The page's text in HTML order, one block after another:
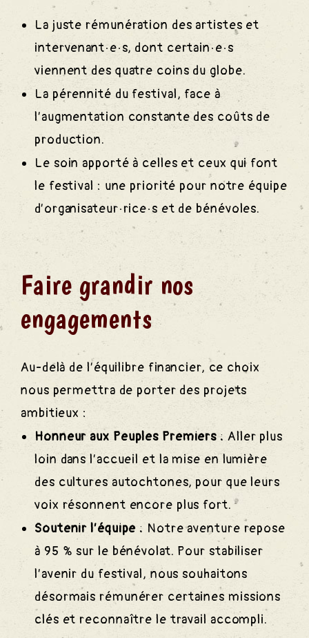
La juste rémunération des artistes et
intervenant·e·s, dont certain·e·s
viennent des quatre coins du globe.
La pérennité du festival, face à
l’augmentation constante des coûts de
production.
Le soin apporté à celles et ceux qui font
le festival : une priorité pour notre équipe
d’organisateur·rice·s et de bénévoles.
Faire grandir nos
engagements
Au-delà de l’équilibre financier, ce choix
nous permettra de porter des projets
ambitieux :
Honneur aux Peuples Premiers : Aller plus
loin dans l’accueil et la mise en lumière
des cultures autochtones, pour que leurs
voix résonnent encore plus fort.
Soutenir l’équipe : Notre aventure repose
à 95 % sur le bénévolat. Pour stabiliser
l’avenir du festival, nous souhaitons
désormais rémunérer certaines missions
clés et reconnaître le travail accompli.